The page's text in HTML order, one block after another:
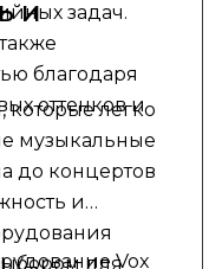
задач.
благодаря
оттенков и
и
которые легко
музыкальные
до концертов
и
дляVox